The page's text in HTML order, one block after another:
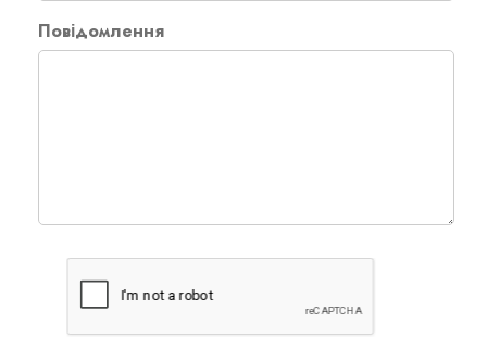
Counter Strike 1.6
Licente cPanel WHM
Повідомлення